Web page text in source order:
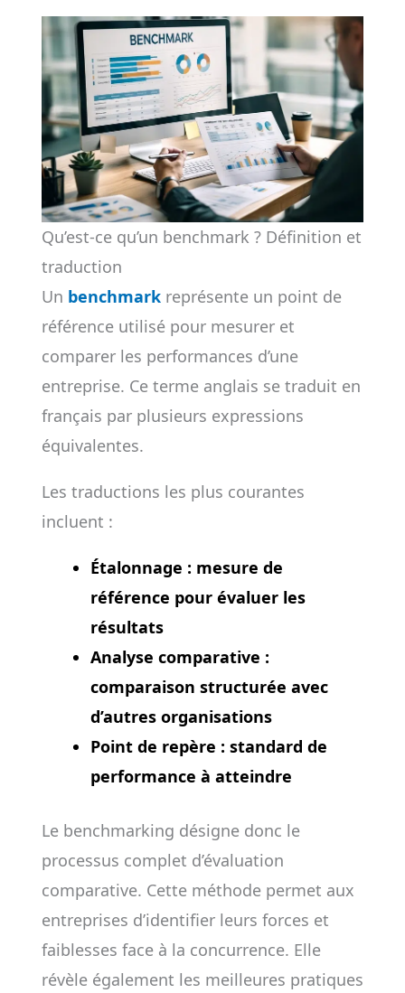
Qu’est-ce qu’un benchmark ? Définition et
traduction
Un benchmarkreprésente un point de
référence utilisé pour mesurer et
comparer les performances d’une
entreprise. Ce terme anglais se traduit en
français par plusieurs expressions
équivalentes.
Les traductions les plus courantes
incluent :
Étalonnage : mesure de
référence pour évaluer les
résultats
Analyse comparative :
comparaison structurée avec
d’autres organisations
Point de repère : standard de
performance à atteindre
Le benchmarking désigne donc le
processus complet d’évaluation
comparative. Cette méthode permet aux
entreprises d’identifier leurs forces et
faiblesses face à la concurrence. Elle
révèle également les meilleures pratiques